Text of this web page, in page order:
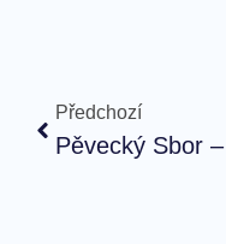
Předchozí